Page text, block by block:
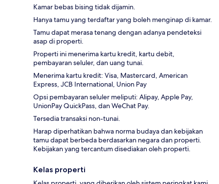
Kamar bebas bising tidak dijamin.
Hanya tamu yang terdaftar yang boleh menginap di kamar.
Tamu dapat merasa tenang dengan adanya pendeteksi
asap di properti.
Properti ini menerima kartu kredit, kartu debit,
pembayaran seluler, dan uang tunai.
Menerima kartu kredit: Visa, Mastercard, American
Express, JCB International, Union Pay
Opsi pembayaran seluler meliputi: Alipay, Apple Pay,
UnionPay QuickPass, dan WeChat Pay.
Tersedia transaksi non-tunai.
Harap diperhatikan bahwa norma budaya dan kebijakan
tamu dapat berbeda berdasarkan negara dan properti.
Kebijakan yang tercantum disediakan oleh properti.
Kelas properti